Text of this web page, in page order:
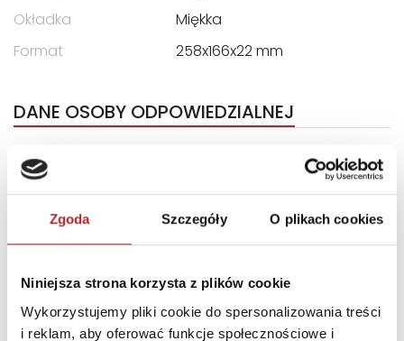
Zgoda Szczegóły O plikach cookies
Niniejsza strona korzysta z plików cookie
Wykorzystujemy pliki cookie do spersonalizowania treści
i reklam, aby oferować funkcje społecznościowe i
Okładka
Miękka
Format
258x166x22 mm
DANE OSOBY ODPOWIEDZIALNEJ
Ulica
Kod pocztowy
61-003
Miasto
Poznań
E-mail
publicat@publicat.pl